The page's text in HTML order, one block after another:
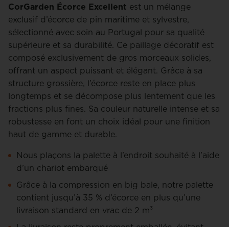
CorGarden Écorce Excellent est un mélange
exclusif d’écorce de pin maritime et sylvestre,
sélectionné avec soin au Portugal pour sa qualité
supérieure et sa durabilité. Ce paillage décoratif est
composé exclusivement de gros morceaux solides,
offrant un aspect puissant et élégant. Grâce à sa
structure grossière, l’écorce reste en place plus
longtemps et se décompose plus lentement que les
fractions plus fines. Sa couleur naturelle intense et sa
robustesse en font un choix idéal pour une finition
haut de gamme et durable.
Nous plaçons la palette à l’endroit souhaité à l’aide
d’un chariot embarqué
Grâce à la compression en big bale, notre palette
contient jusqu’à 35 % d’écorce en plus qu’une
livraison standard en vrac de 2 m³